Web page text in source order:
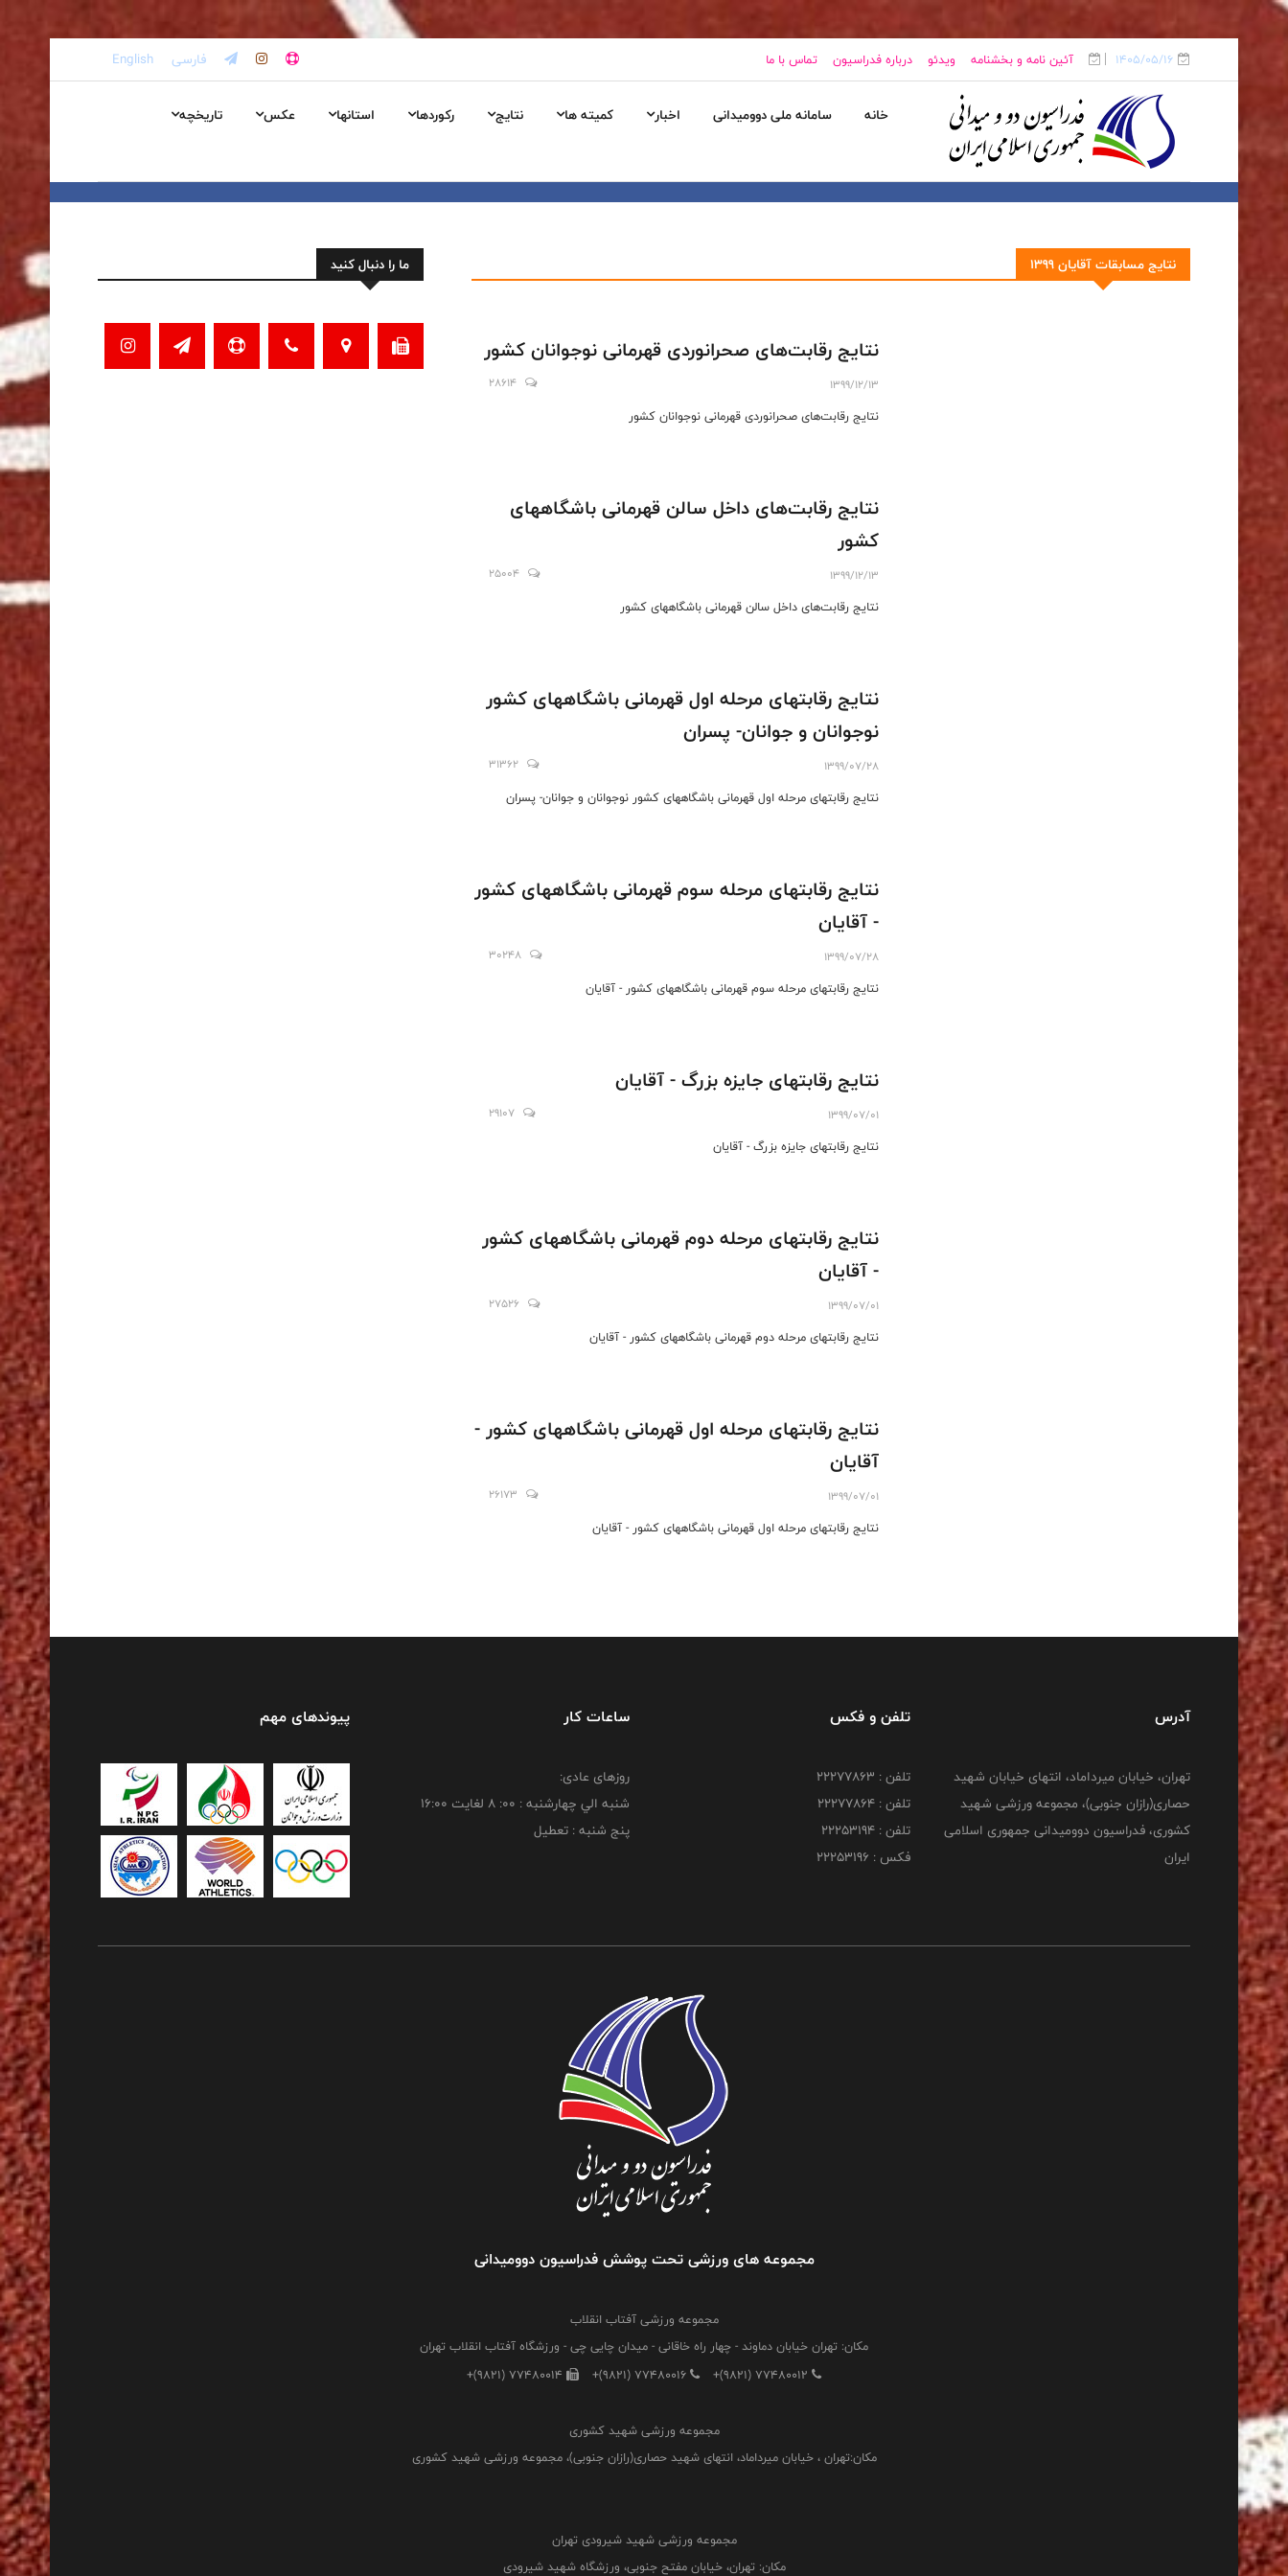
1405/05/16 آئین نامه و بخشنامه ویدئو درباره فدراسیون تماس با ما فارسی English
خانه سامانه ملی دوومیدانی اخبار کمیته ها نتایج رکوردها استانها عکس تاریخچه
نتایج مسابقات آقایان 1399
نتایج رقابت‌های صحرانوردی قهرمانی نوجوانان کشور
1399/12/13
28614
نتایج رقابت‌های صحرانوردی قهرمانی نوجوانان کشور
نتایج رقابت‌های داخل سالن قهرمانی باشگاههای
کشور
1399/12/13
25004
نتایج رقابت‌های داخل سالن قهرمانی باشگاههای کشور
نتایج رقابتهای مرحله اول قهرمانی باشگاههای کشور
نوجوانان و جوانان- پسران
1399/07/28
31362
نتایج رقابتهای مرحله اول قهرمانی باشگاههای کشور نوجوانان و جوانان- پسران
نتایج رقابتهای مرحله سوم قهرمانی باشگاههای کشور
- آقایان
1399/07/28
30248
نتایج رقابتهای مرحله سوم قهرمانی باشگاههای کشور - آقایان
نتایج رقابتهای جایزه بزرگ - آقایان
1399/07/01
29107
نتایج رقابتهای جایزه بزرگ - آقایان
نتایج رقابتهای مرحله دوم قهرمانی باشگاههای کشور
- آقایان
1399/07/01
27526
نتایج رقابتهای مرحله دوم قهرمانی باشگاههای کشور - آقایان
نتایج رقابتهای مرحله اول قهرمانی باشگاههای کشور -
آقایان
1399/07/01
26173
نتایج رقابتهای مرحله اول قهرمانی باشگاههای کشور - آقایان
ما را دنبال کنید
آدرس
تهران، خیابان میرداماد، انتهای خیابان شهید
حصاری(رازان جنوبی)، مجموعه ورزشی شهید
کشوری، فدراسیون دوومیدانی جمهوری اسلامی
ایران
تلفن و فکس
تلفن : 22277863
تلفن : 22277864
تلفن : 22253194
فکس : 22253196
ساعات کار
روزهای عادی:
شنبه الي چهارشنبه : 00: 8 لغايت 16:00
پنج شنبه : تعطیل
پیوندهای مهم
مجموعه های ورزشی تحت پوشش فدراسیون دوومیدانی
مجموعه ورزشی آفتاب انقلاب
مکان: تهران خیابان دماوند - چهار راه خاقانی - میدان چایی چی - ورزشگاه آفتاب انقلاب تهران
+(9821) 77480012
+(9821) 77480016
+(9821) 77480014
مجموعه ورزشی شهید کشوری
مکان:تهران ، خیابان میرداماد، انتهای شهید حصاری(رازان جنوبی)، مجموعه ورزشی شهید کشوری
مجموعه ورزشی شهید شیرودی تهران
مکان: تهران، خیابان مفتح جنوبی، ورزشگاه شهید شیرودی